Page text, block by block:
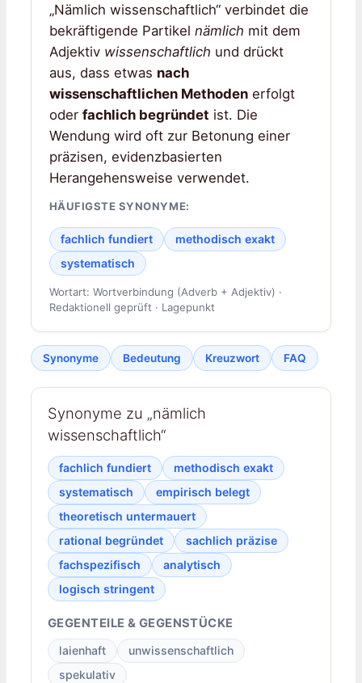
„Nämlich wissenschaftlich“ verbindet die
bekräftigende Partikel nämlich mit dem
Adjektiv wissenschaftlich und drückt
aus, dass etwas nach
wissenschaftlichen Methodenerfolgt
oder fachlich begründet ist. Die
Wendung wird oft zur Betonung einer
präzisen, evidenzbasierten
Herangehensweise verwendet.
HÄUFIGSTE SYNONYME:
fachlich fundiert
methodisch exakt
systematisch
Wortart: Wortverbindung (Adverb + Adjektiv) ·
Redaktionell geprüft · Lagepunkt
Synonyme Bedeutung Kreuzwort FAQ
Synonyme zu „nämlich
wissenschaftlich“
fachlich fundiert
methodisch exakt
systematisch
empirisch belegt
theoretisch untermauert
rational begründet
sachlich präzise
fachspezifisch
analytisch
logisch stringent
GEGENTEILE & GEGENSTÜCKE
laienhaft
unwissenschaftlich
spekulativ